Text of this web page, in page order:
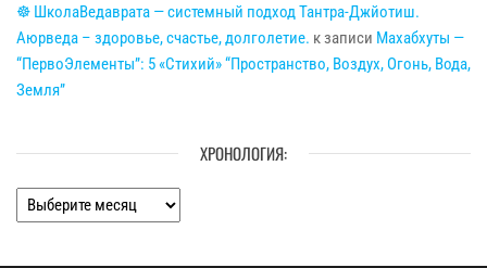
☸ ШколаВедаврата — системный подход Тантра-Джйотиш.
Аюрведа – здоровье, счастье, долголетие. к записи Махабхуты —
“ПервоЭлементы”: 5 «Стихий» “Пространство, Воздух, Огонь, Вода,
Земля”
ХРОНОЛОГИЯ:
Хронология: